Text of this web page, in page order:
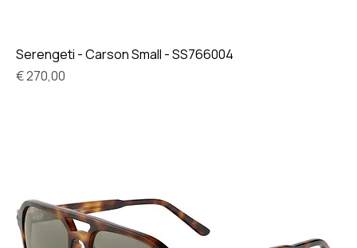
Serengeti - Carson Small - SS766004
Prijs
€ 270,00